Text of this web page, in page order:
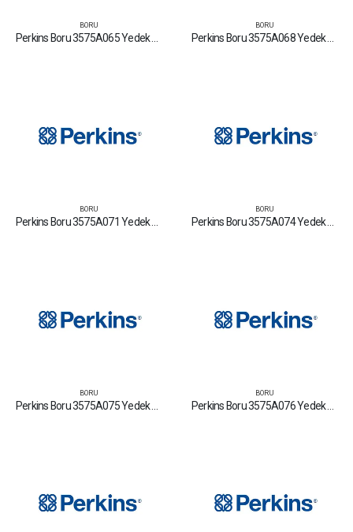
BORU
Perkins Boru 3575A065 Yedek Parça Fiyat Tamir Bakım Satan Firmalar
BORU
Perkins Boru 3575A068 Yedek Parça Fiyat Tamir Bakım Satan Firmalar
BORU BORU
BORU BORU